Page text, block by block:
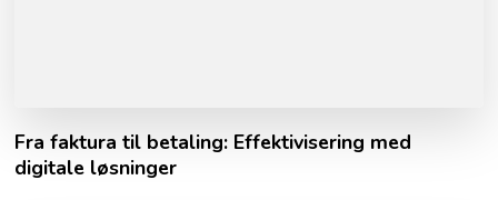
Fra faktura til betaling: Effektivisering med
digitale løsninger